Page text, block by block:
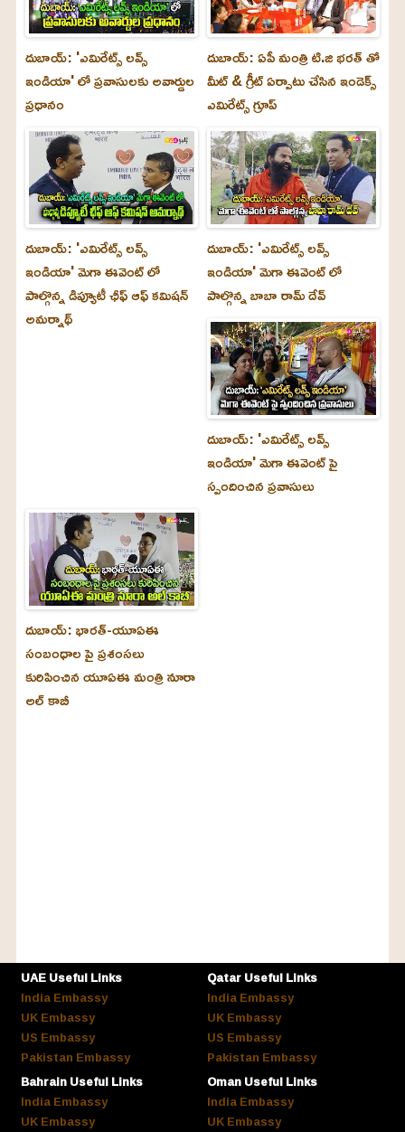
దుబాయ్: 'ఎమిరేట్స్ లవ్స్
ఇండియా' లో ప్రవాసులకు అవార్డుల
ప్రధానం
దుబాయ్: ఏపీ మంత్రి టి.జి భరత్ తో
మీట్ & గ్రీట్ ఏర్పాటు చేసిన ఇండెక్స్
ఎమిరేట్స్ గ్రూప్
దుబాయ్‌: 'ఎమిరేట్స్ లవ్స్
ఇండియా' మెగా ఈవెంట్ లో
పాల్గొన్న డిప్యూటీ ఛీఫ్ ఆఫ్ కమిషన్
అమర్నాథ్
దుబాయ్‌: 'ఎమిరేట్స్ లవ్స్
ఇండియా' మెగా ఈవెంట్ లో
పాల్గొన్న బాబా రామ్ దేవ్
దుబాయ్‌: 'ఎమిరేట్స్ లవ్స్
ఇండియా' మెగా ఈవెంట్ పై
స్పందించిన ప్రవాసులు
దుబాయ్‌: భారత్-యూఏఈ
సంబంధాల పై ప్రశంసలు
కురిపించిన యూఏఈ మంత్రి నూరా
అల్‌ కాబీ
UAE Useful Links
India Embassy
UK Embassy
US Embassy
Pakistan Embassy
Qatar Useful Links
India Embassy
UK Embassy
US Embassy
Pakistan Embassy
Bahrain Useful Links
India Embassy
UK Embassy
Oman Useful Links
India Embassy
UK Embassy